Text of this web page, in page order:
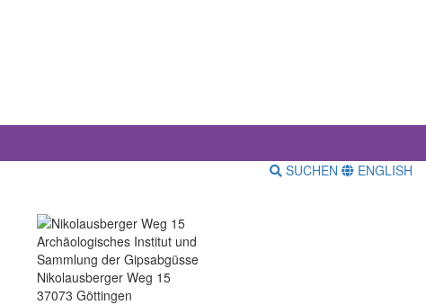
SUCHEN ENGLISH
Archäologisches Institut und
Sammlung der Gipsabgüsse
Nikolausberger Weg 15
37073 Göttingen